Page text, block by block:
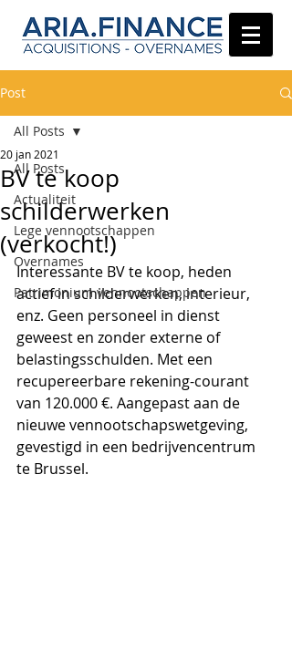
Post
All Posts
Actualiteit
Lege vennootschappen
Overnames
Patrimonium vennootschappen
All Posts
BV te koop
schilderwerken
(verkocht!)
20 jan 2021
Interessante BV te koop, heden
actief in schilderwerken, interieur,
enz. Geen personeel in dienst
geweest en zonder externe of
belastingsschulden. Met een
recupereerbare rekening-courant
van 120.000 €. Aangepast aan de
nieuwe vennootschapswetgeving,
gevestigd in een bedrijvencentrum
te Brussel.